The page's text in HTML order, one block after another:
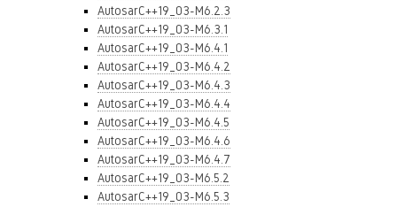
AutosarC++19_03-M6.2.3
AutosarC++19_03-M6.3.1
AutosarC++19_03-M6.4.1
AutosarC++19_03-M6.4.2
AutosarC++19_03-M6.4.3
AutosarC++19_03-M6.4.4
AutosarC++19_03-M6.4.5
AutosarC++19_03-M6.4.6
AutosarC++19_03-M6.4.7
AutosarC++19_03-M6.5.2
AutosarC++19_03-M6.5.3